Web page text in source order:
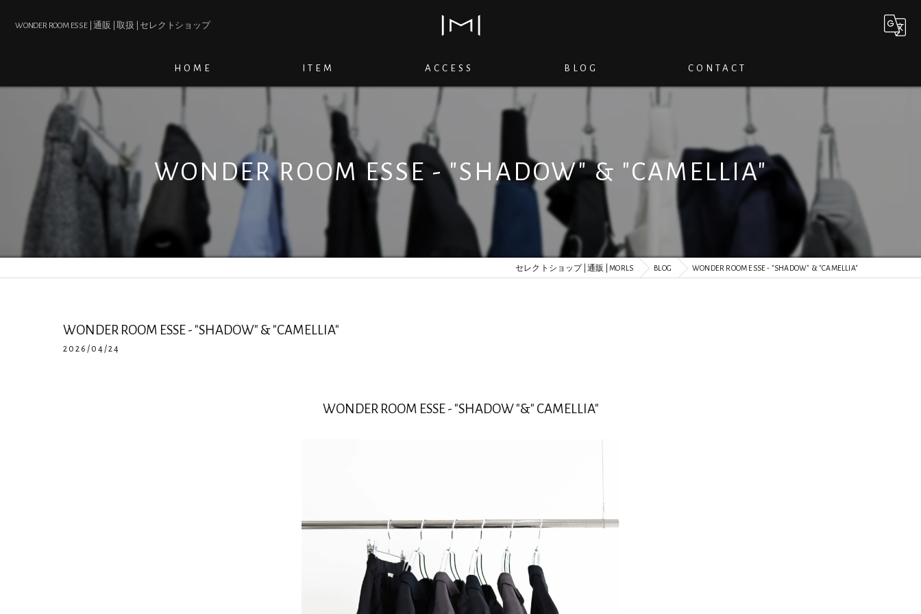
WONDER ROOM ESSE | 通販 | 取扱 | セレクトショップ
HOME ITEM ACCESS BLOG CONTACT
WONDER ROOM ESSE - "SHADOW" & "CAMELLIA"
セレクトショップ | 通販 | MORLS BLOG WONDER ROOM ESSE - "SHADOW" & "CAMELLIA"
WONDER ROOM ESSE - "SHADOW" & "CAMELLIA"
2026/04/24
WONDER ROOM ESSE - "SHADOW "&" CAMELLIA"